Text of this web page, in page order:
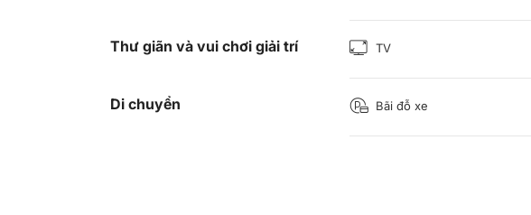
Thư giãn và vui chơi giải trí TV
Di chuyển Bãi đỗ xe